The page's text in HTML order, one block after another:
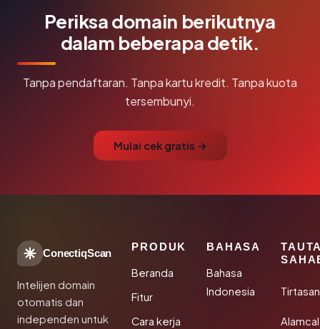
Periksa domain berikutnya
dalam beberapa detik.
Tanpa pendaftaran. Tanpa kartu kredit. Tanpa kuota
tersembunyi.
Mulai cek gratis →
ConectiqScan
Intelijen domain
otomatis dan
independen untuk
PRODUK
Beranda
Fitur
Cara kerja
BAHASA
Bahasa
Indonesia